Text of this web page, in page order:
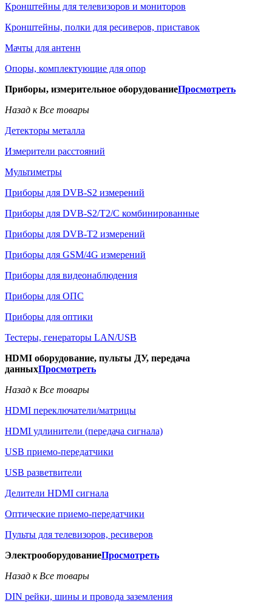
Кронштейны для телевизоров и мониторов
Кронштейны, полки для ресиверов, приставок
Мачты для антенн
Опоры, комплектующие для опор
Приборы, измерительное оборудованиеПросмотреть
Назад к Все товары
Детекторы металла
Измерители расстояний
Мультиметры
Приборы для DVB-S2 измерений
Приборы для DVB-S2/T2/C комбинированные
Приборы для DVB-T2 измерений
Приборы для GSM/4G измерений
Приборы для видеонаблюдения
Приборы для ОПС
Приборы для оптики
Тестеры, генераторы LAN/USB
HDMI оборудование, пульты ДУ, передача
данныхПросмотреть
Назад к Все товары
HDMI переключатели/матрицы
HDMI удлинители (передача сигнала)
USB приемо-передатчики
USB разветвители
Делители HDMI сигнала
Оптические приемо-передатчики
Пульты для телевизоров, ресиверов
ЭлектрооборудованиеПросмотреть
Назад к Все товары
DIN рейки, шины и провода заземления